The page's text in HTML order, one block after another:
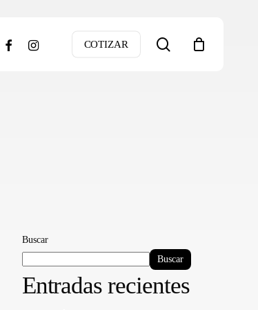
COTIZAR search
facebookinstagram
Buscar
Buscar
Entradas recientes